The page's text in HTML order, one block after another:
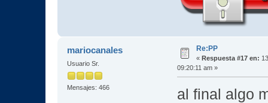
mariocanales
Usuario Sr.
Mensajes: 466
Re:PP
« Respuesta #17 en:
09:20:11 am »
al final algo